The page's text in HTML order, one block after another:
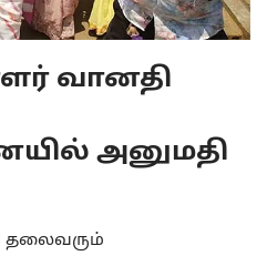
வானதி
அனுமதி
தலைவரும்